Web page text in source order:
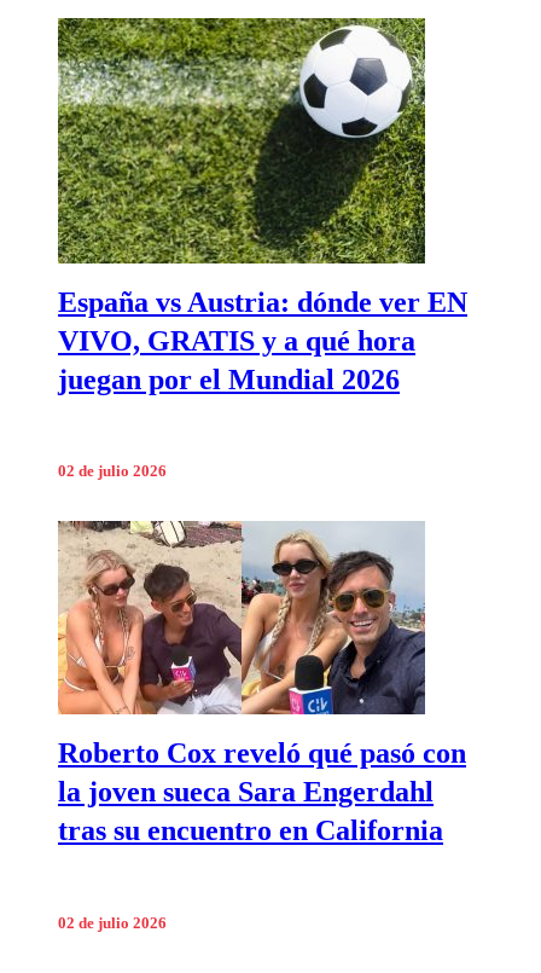
España vs Austria: dónde ver EN
VIVO, GRATIS y a qué hora
juegan por el Mundial 2026
02 de julio 2026
Roberto Cox reveló qué pasó con
la joven sueca Sara Engerdahl
tras su encuentro en California
02 de julio 2026